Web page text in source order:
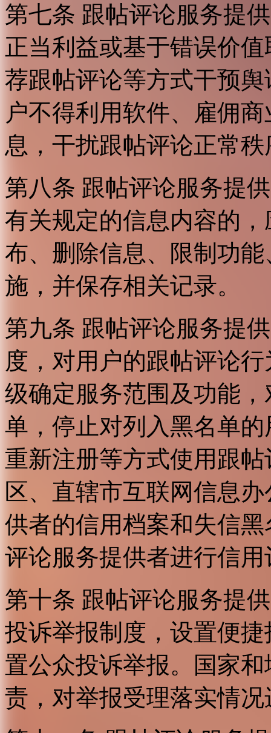
第七条 跟帖评论服务提
正当利益或基于错误价
荐跟帖评论等方式干预
户不得利用软件、雇佣
息，干扰跟帖评论正常
第八条 跟帖评论服务提
有关规定的信息内容的
布、删除信息、限制功
施，并保存相关记录。
第九条 跟帖评论服务提
度，对用户的跟帖评论
级确定服务范围及功能
单，停止对列入黑名单
重新注册等方式使用跟
区、直辖市互联网信息
供者的信用档案和失信
评论服务提供者进行信用
第十条 跟帖评论服务提
投诉举报制度，设置便
置公众投诉举报。国家
责，对举报受理落实情